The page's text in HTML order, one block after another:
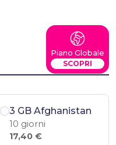
Piano Globale
SCOPRI
3 GB Afghanistan
10 giorni
17,40 €